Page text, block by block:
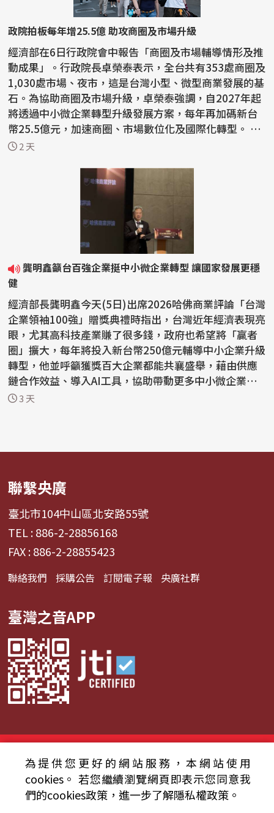
政院拍板每年增25.5億 助攻商圈及市場升級
經濟部在6日行政院會中報告「商圈及市場輔導情形及推
動成果」。行政院長卓榮泰表示，全台共有353處商圈及
1,030處市場、夜市，這是台灣小型、微型商業發展的基
石。為協助商圈及市場升級，卓榮泰強調，自2027年起
將透過中小微企業轉型升級發展方案，每年再加碼新台
幣25.5億元，加速商圈、市場數位化及國際化轉型。 經
濟...2 天
龔明鑫籲台百強企業挺中小微企業轉型 讓國家發展更穩
健
經濟部長龔明鑫今天(5日)出席2026哈佛商業評論「台灣
企業領袖100強」贈獎典禮時指出，台灣近年經濟表現亮
眼，尤其高科技產業賺了很多錢，政府也希望將「贏者
圈」擴大，每年將投入新台幣250億元輔導中小企業升級
轉型，他並呼籲獲獎百大企業都能共襄盛舉，藉由供應
鏈合作效益、導入AI工具，協助帶動更多中小微企業轉
骨...3 天
聯繫央廣
臺北市104中山區北安路55號
TEL : 886-2-28856168
FAX : 886-2-28855423
聯絡我們 採購公告 訂閱電子報 央廣社群
臺灣之音APP
© 2024財團法人中央廣播電臺 版權所有
資通安全政策聲明
服務條款 隱私權條款
為提供您更好的網站服務，本網站使用
cookies。 若您繼續瀏覽網頁即表示您同意我
們的cookies政策，進一步了解隱私權政策。